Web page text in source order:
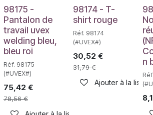
de souhaits
98175 -
Pantalon de
travail uvex
welding bleu,
bleu roi
Réf. 98175
(#UVEX#)
75,42 €
78,56€
98174 - T-
shirt rouge
Réf. 98174
(#UVEX#)
30,52 €
31,79€
Ajouter à la liste
n